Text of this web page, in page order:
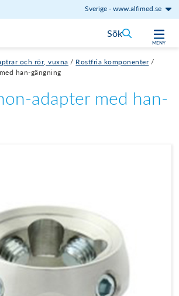
Sverige-www.alfimed.se
MENY
Sök
och rör, vuxna / Rostfria komponenter /
han-gängning
adapter med han-